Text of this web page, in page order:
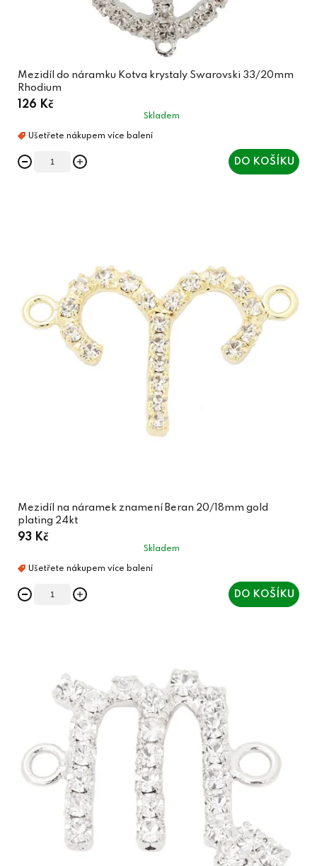
Mezidíl do náramku Kotva krystaly Swarovski 33/20mm
Rhodium
126 Kč
Skladem
DO KOŠÍKU
Mezidíl na náramek znamení Beran 20/18mm gold
plating 24kt
93 Kč
Skladem
DO KOŠÍKU